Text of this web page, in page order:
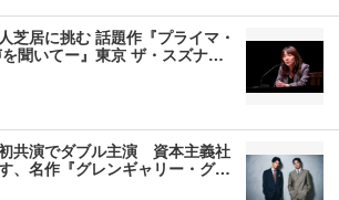
芝居に挑む 話題作『プライマ・
聞いてー』東京 ザ・スズナ…
共演でダブル主演 資本主義社
、名作『グレンギャリー・グ…